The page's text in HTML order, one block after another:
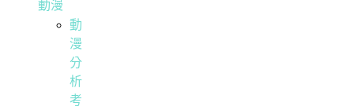
動漫
動
漫
分
析
考